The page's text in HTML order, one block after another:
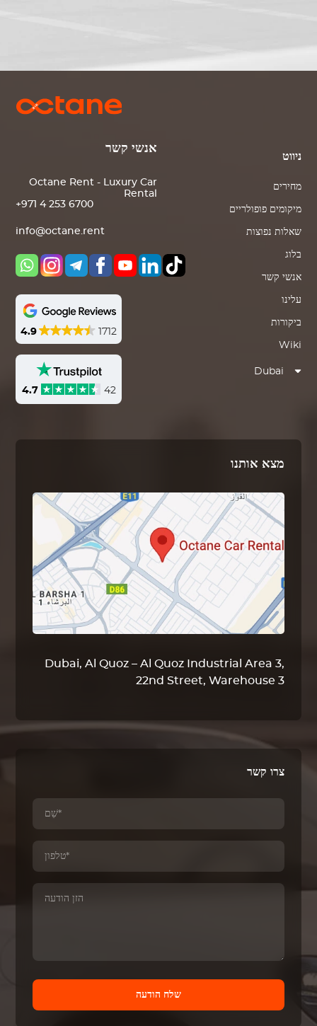
אנשי קשר
Octane Rent - Luxury Car
Rental
+971 4 253 6700
info@octane.rent
4.9 1712
4.7 42
ניווט
מחירים
מיקומים פופולריים
שאלות נפוצות
בלוג
אנשי קשר
עלינו
ביקורות
Wiki
Dubai
מצא אותנו
Dubai, Al Quoz – Al Quoz Industrial Area 3,
22nd Street, Warehouse 3
צרו קשר
שלח הודעה